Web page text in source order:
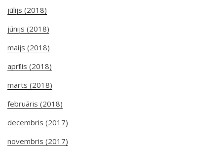
jūlijs (2018)
jūnijs (2018)
maijs (2018)
aprīlis (2018)
marts (2018)
februāris (2018)
decembris (2017)
novembris (2017)